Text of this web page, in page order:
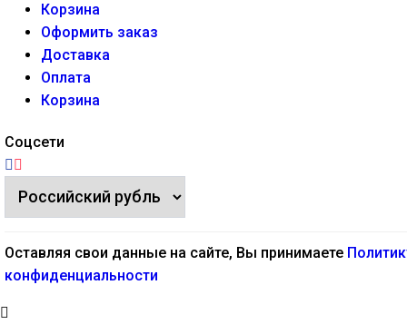
Корзина
Оформить заказ
Доставка
Оплата
Корзина
Соцсети
Оставляя свои данные на сайте, Вы принимаете
конфиденциальности